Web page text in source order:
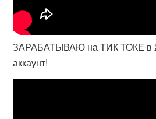
ЗАРАБАТЫВАЮ на ТИК ТОКЕ в
аккаунт!